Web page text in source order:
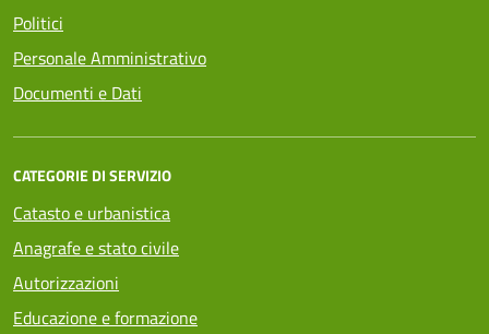
Politici
Personale Amministrativo
Documenti e Dati
CATEGORIE DI SERVIZIO
Catasto e urbanistica
Anagrafe e stato civile
Autorizzazioni
Educazione e formazione